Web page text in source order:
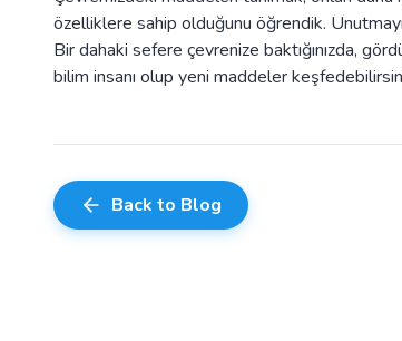
özelliklere sahip olduğunu öğrendik.
Bir dahaki sefere çevrenize baktığınızda,
bilim insanı olup yeni maddeler
Back to Blog